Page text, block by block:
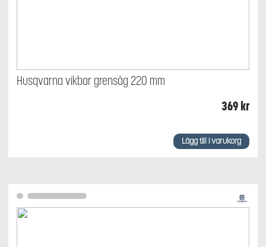
Husqvarna vikbar grensåg 220 mm
369kr
Lägg till i varukorg